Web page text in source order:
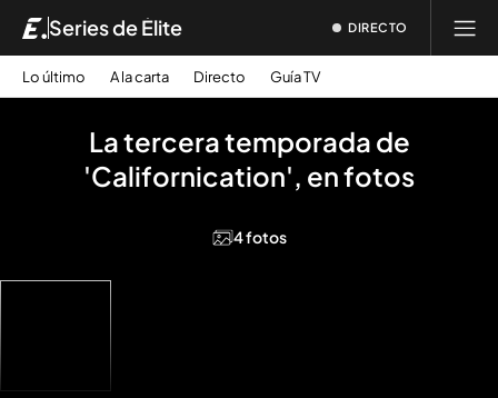
Series de Élite DIRECTO
Lo último A la carta Directo Guía TV
La tercera temporada de
'Californication', en fotos
4 fotos